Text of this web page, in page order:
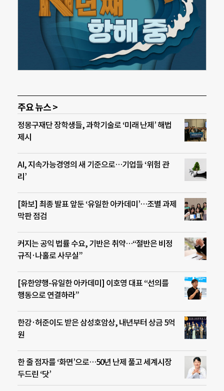
주요 뉴스 >
정몽구재단 장학생들, 과학기술로 ‘미래 난제’ 해법
제시
AI, 지속가능경영의 새 기준으로…기업들 ‘위험 관
리’
[화보] 최종 발표 앞둔 ‘유일한 아카데미’…조별 과제
막판 점검
커지는 공익 법률 수요, 기반은 취약…“절반은 비정
규직·나홀로 사무실”
[유한양행-유일한 아카데미] 이호영 대표 “선의를
행동으로 연결하라”
한강·허준이도 받은 삼성호암상, 내년부터 상금 5억
원
한 줄 점자를 ‘화면’으로…50년 난제 풀고 세계시장
두드린 ‘닷’